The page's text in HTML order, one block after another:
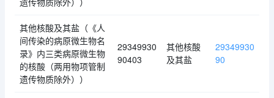
其他核酸及其盐（《人
间传染的病原微生物名
录》内三类病原微生物
的核酸（两用物项管制
遗传物质除外））
29349930
90403
其他核酸
及其盐
29349930
90